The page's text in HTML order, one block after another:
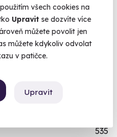
všech cookies na
Upravit se dozvíte více
můžete povolit jen
můžete kdykoliv odvolat
v patičce.
Upravit
muže
535